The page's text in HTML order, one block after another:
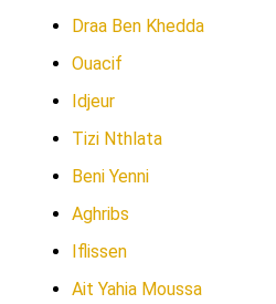
Draa Ben Khedda
Ouacif
Idjeur
Tizi Nthlata
Beni Yenni
Aghribs
Iflissen
Ait Yahia Moussa